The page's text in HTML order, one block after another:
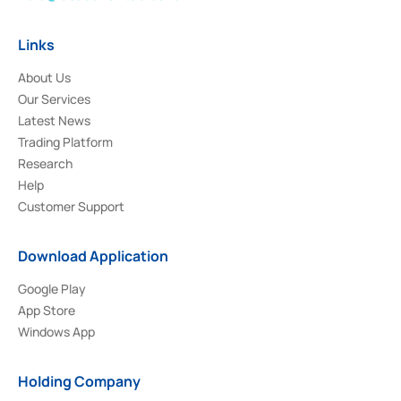
Links
About Us
Our Services
Latest News
Trading Platform
Research
Help
Customer Support
Download Application
Google Play
App Store
Windows App
Holding Company